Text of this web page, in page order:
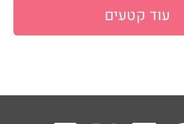
עוד קטעים